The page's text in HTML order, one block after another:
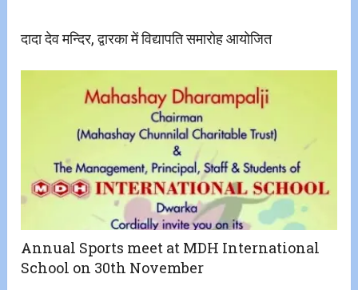
दादा देव मन्दिर, द्वारका में विद्यापति समारोह आयोजित
Annual Sports meet at MDH International
School on 30th November